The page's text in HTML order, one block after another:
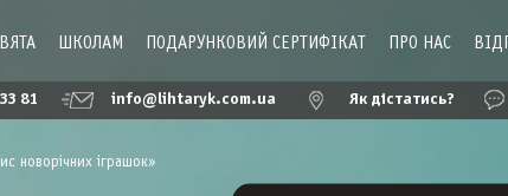
ШКОЛАМ ПОДАРУНКОВИЙ СЕРТИФІКАТ ПРО НАС
81 info@lihtaryk.com.ua Як дістатись?
новорічних іграшок»